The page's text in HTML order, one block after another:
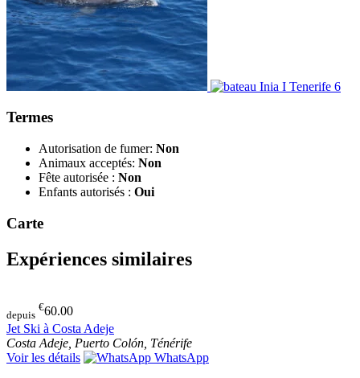
Termes
Autorisation de fumer: Non
Animaux acceptés: Non
Fête autorisée : Non
Enfants autorisés : Oui
Carte
Expériences similaires
depuis
€60.00
Jet Ski à Costa Adeje
Costa Adeje, Puerto Colón, Ténérife
Voir les détails
WhatsApp